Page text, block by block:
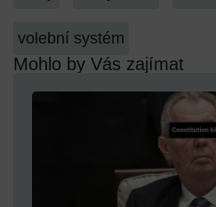
volební systém
Mohlo by Vás zajímat